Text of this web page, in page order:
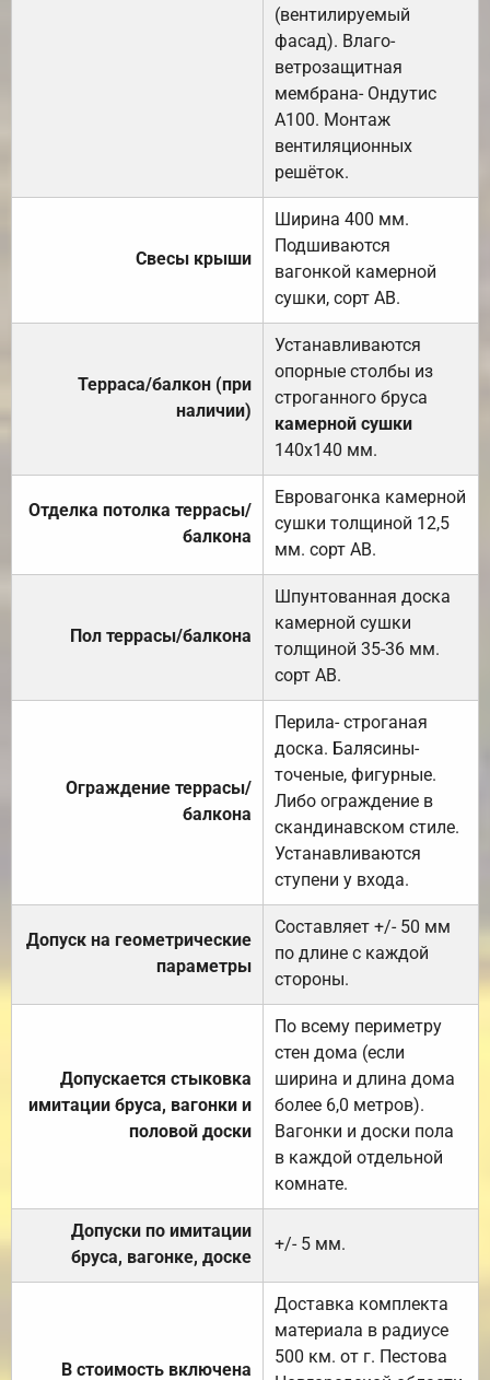
(вентилируемый
фасад). Влаго-
ветрозащитная
мембрана- Ондутис
А100. Монтаж
вентиляционных
решёток.
Свесы крыши
Ширина 400 мм.
Подшиваются
вагонкой камерной
сушки, сорт АВ.
Терраса/балкон (при
наличии)
Устанавливаются
опорные столбы из
строганного бруса
камерной сушки
140х140 мм.
Отделка потолка террасы/
балкона
Евровагонка камерной
сушки толщиной 12,5
мм. сорт АВ.
Пол террасы/балкона
Шпунтованная доска
камерной сушки
толщиной 35-36 мм.
сорт АВ.
Ограждение террасы/
балкона
Перила- строганая
доска. Балясины-
точеные, фигурные.
Либо ограждение в
скандинавском стиле.
Устанавливаются
ступени у входа.
Допуск на геометрические
параметры
Составляет +/- 50 мм
по длине с каждой
стороны.
Допускается стыковка
имитации бруса, вагонки и
половой доски
По всему периметру
стен дома (если
ширина и длина дома
более 6,0 метров).
Вагонки и доски пола
в каждой отдельной
комнате.
Допуски по имитации
бруса, вагонке, доске
+/- 5 мм.
В стоимость включена
Доставка комплекта
материала в радиусе
500 км. от г. Пестова